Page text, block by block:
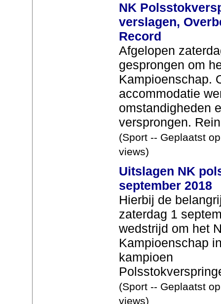
NK
verslagen,
Record
Afgelopen
gesprongen om
Kampioenschap.
accommodatie
omstandigheden
versprongen.
(Sport -- Geplaatst
views)
Uitslagen NK
september 2018
Hierbij de
zaterdag 1
wedstrijd om het
Kampioenschap
kampioen
(Sport -- Geplaatst
views)